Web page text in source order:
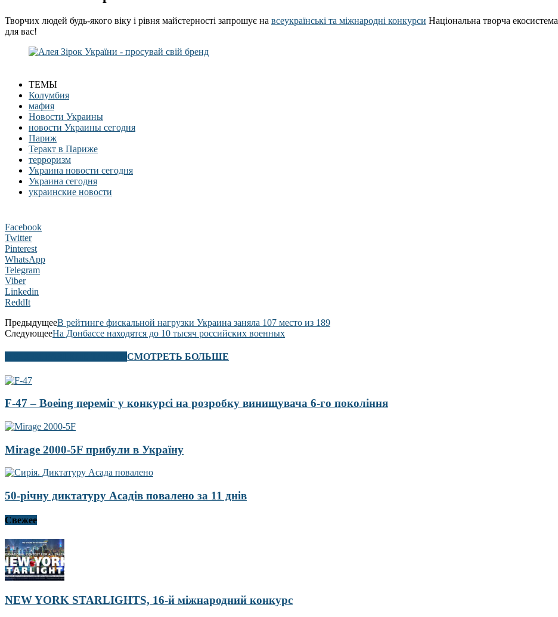
Творчих людей будь-якого віку і рівня майстерності запрошує на всеукраїнські та міжнародні конкурси Національна творча екосистема
для вас!
ТЕМЫ
Колумбия
мафия
Новости Украины
новости Украины сегодня
Париж
Теракт в Париже
терроризм
Украина новости сегодня
Украина сегодня
украинские новости
Facebook
Twitter
Pinterest
WhatsApp
Telegram
Viber
Linkedin
ReddIt
ПредыдущееВ рейтинге фискальной нагрузки Украина заняла 107 место из 189
СледующееНа Донбассе находятся до 10 тысяч российских военных
СМОТРЕТЬ БОЛЬШЕ
F-47 – Boeing переміг у конкурсі на розробку винищувача 6-го покоління
Mirage 2000-5F прибули в Україну
50-річну диктатуру Асадів повалено за 11 днів
Свежее
NEW YORK STARLIGHTS, 16-й міжнародний конкурс